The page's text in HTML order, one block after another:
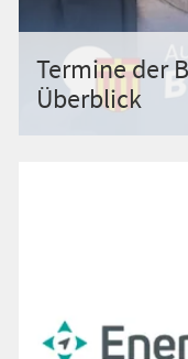
Termine der
Überblick